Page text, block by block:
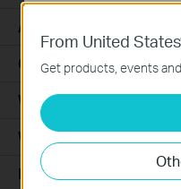
Accessori per Robot
Ceiling Mount
Wi-Fi
Wall Plate
Desktop
From United
Get products, events
Questi cookies sono
funzionamento del sito
nel tuo sistema.
Analytics e Marketing
I cookies analitici ci
attività sul nostro sito
funzionalità.